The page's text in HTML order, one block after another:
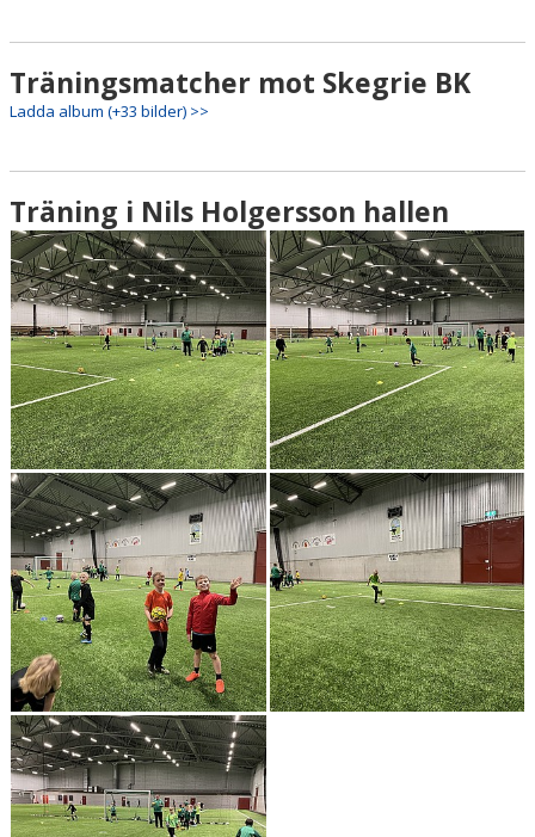
Träningsmatcher mot Skegrie BK
Ladda album (+33 bilder) >>
Träning i Nils Holgersson hallen